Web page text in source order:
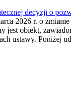
decyzji o
2026 r. o
jest obiekt,
ustawy. Poniżej